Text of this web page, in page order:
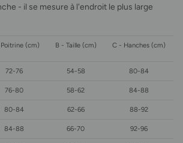
- il se mesure à l'endroit le plus large
(cm) B - Taille (cm) C - Hanches (cm)
72-76 54-58 80-84
76-80 58-62 84-88
80-84 62-66 88-92
84-88 66-70 92-96